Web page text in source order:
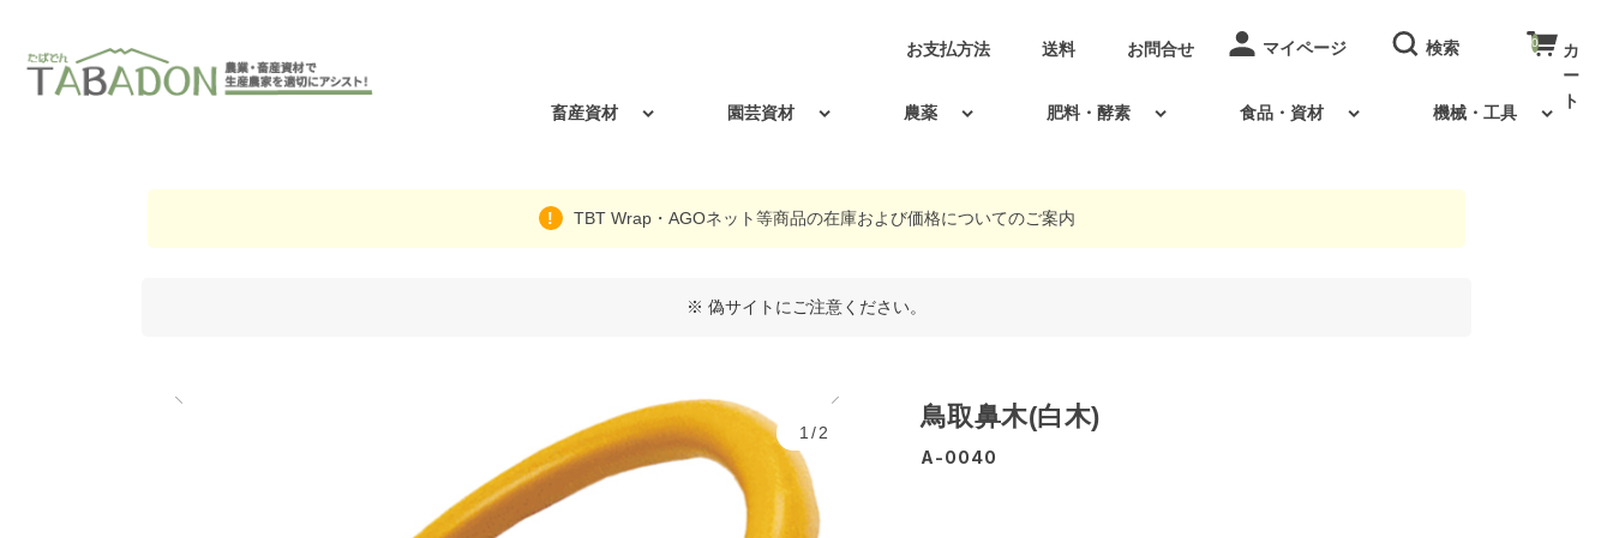
畜産資材 園芸資材 農薬 肥料・酵素 食品・資材 機械・工具
お支払方法 送料 お問合せ 0
TBT Wrap・AGOネット等商品の在庫および価格についてのご案内
※ 偽サイトにご注意ください。
1/2
鳥取鼻木(白木)
A-0040